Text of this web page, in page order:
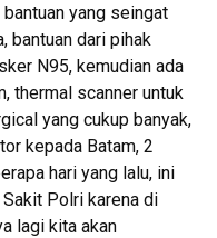
yang seingat
bantuan dari pihak
N95, kemudian ada
thermal scanner untuk
yang cukup banyak,
kepada Batam, 2
hari yang lalu, ini
Polri karena di
lagi kita akan